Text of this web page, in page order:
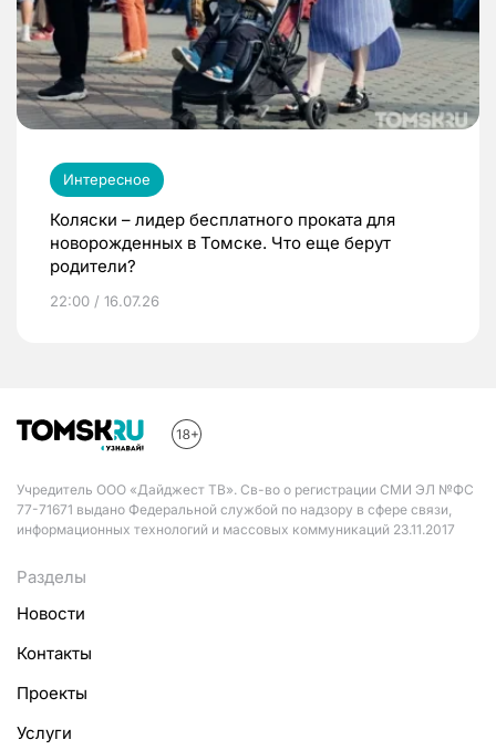
Интересное
Коляски – лидер бесплатного проката для
новорожденных в Томске. Что еще берут
родители?
22:00 / 16.07.26
Учредитель ООО «Дайджест ТВ». Св-во о регистрации СМИ ЭЛ №ФС
77-71671 выдано Федеральной службой по надзору в сфере связи,
информационных технологий и массовых коммуникаций 23.11.2017
Разделы
Новости
Контакты
Проекты
Услуги